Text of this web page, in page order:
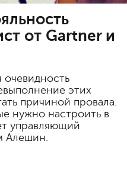
от Gartner и
этих
причиной провала.
нужно настроить в
управляющий
Алешин.